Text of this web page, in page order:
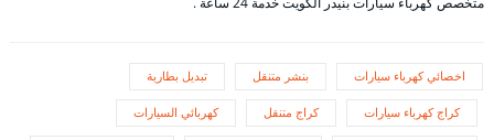
اخصائي كهرباء سيارات بنشر متنقل تبديل بطارية
كراج كهرباء سيارات كراج متنقل كهربائي السيارات